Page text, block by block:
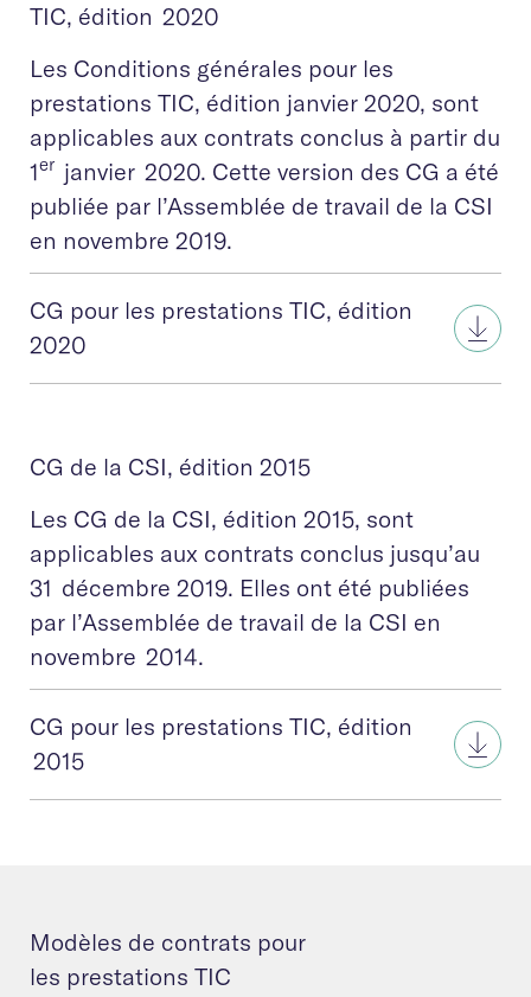
TIC, édition 2020
Les Conditions générales pour les
prestations TIC, édition janvier 2020, sont
applicables aux contrats conclus à partir du
1er janvier 2020. Cette version des CG a été
publiée par l’Assemblée de travail de la CSI
en novembre 2019.
CG pour les prestations TIC, édition
2020
CG de la CSI, édition 2015
Les CG de la CSI, édition 2015, sont
applicables aux contrats conclus jusqu’au
31 décembre 2019. Elles ont été publiées
par l’Assemblée de travail de la CSI en
novembre 2014.
CG pour les prestations TIC, édition
2015
Modèles de contrats pour
les prestations TIC